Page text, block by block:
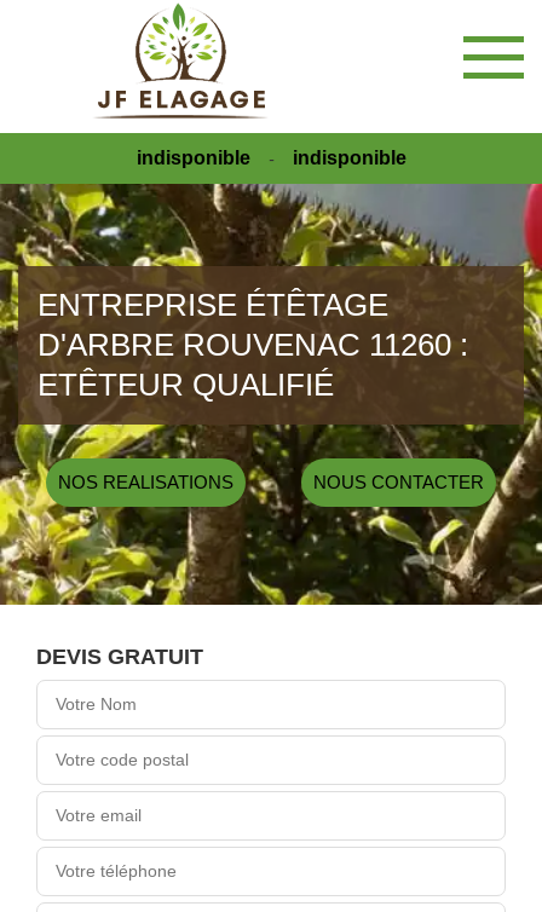
indisponible - indisponible
ENTREPRISE ÉTÊTAGE
D'ARBRE ROUVENAC 11260 :
ETÊTEUR QUALIFIÉ
NOS REALISATIONS NOUS CONTACTER
DEVIS GRATUIT